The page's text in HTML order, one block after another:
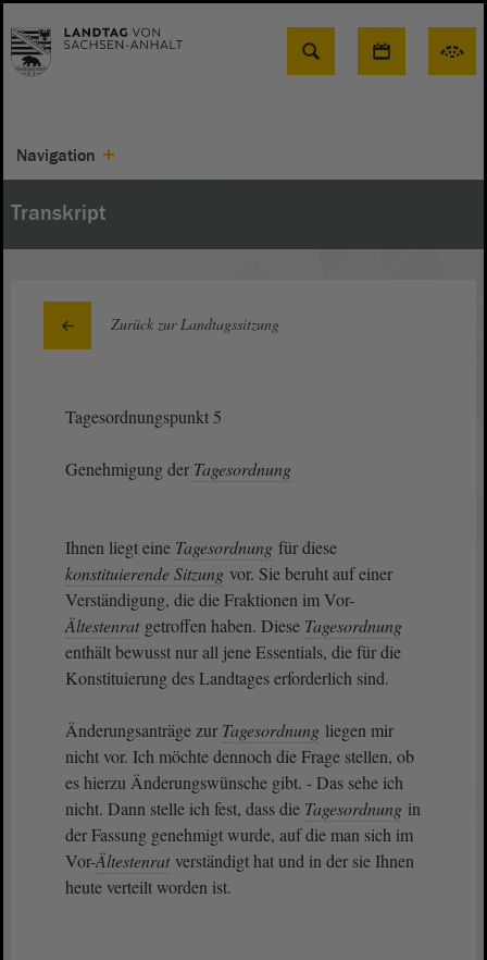
Suche
Navigation
Transkript
Zurück zur Landtagssitzung
Tagesordnungspunkt 5
Genehmigung der Tagesordnung
Ihnen liegt eine Tagesordnung für diese
konstituierende Sitzung vor. Sie beruht auf einer
Verständigung, die die Fraktionen im Vor-
Ältestenrat getroffen haben. Diese Tagesordnung
enthält bewusst nur all jene Essentials, die für die
Konstituierung des Landtages erforderlich sind.
Änderungsanträge zur Tagesordnung liegen mir
nicht vor. Ich möchte dennoch die Frage stellen, ob
es hierzu Änderungswünsche gibt. - Das sehe ich
nicht. Dann stelle ich fest, dass die Tagesordnung in
der Fassung genehmigt wurde, auf die man sich im
Vor-Ältestenrat verständigt hat und in der sie Ihnen
heute verteilt worden ist.